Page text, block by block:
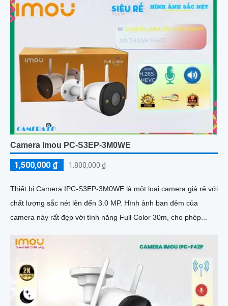
Camera Imou PC-S3EP-3M0WE
1,500,000 ₫ 1,800,000 ₫
Thiết bị Camera IPC-S3EP-3M0WE là một loại camera giá rẻ với
chất lượng sắc nét lên đến 3.0 MP. Hình ảnh ban đêm của
camera này rất đẹp với tính năng Full Color 30m, cho phép...